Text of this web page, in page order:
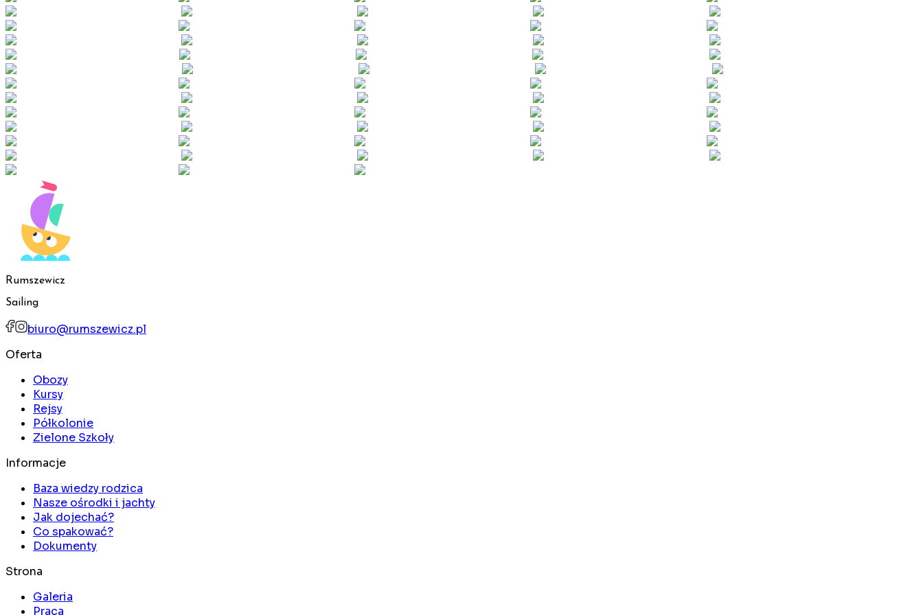
Rumszewicz
Sailing
biuro@rumszewicz.pl
Oferta
Obozy
Kursy
Rejsy
Półkolonie
Zielone Szkoły
Informacje
Baza wiedzy rodzica
Nasze ośrodki i jachty
Jak dojechać?
Co spakować?
Dokumenty
Strona
Galeria
Praca